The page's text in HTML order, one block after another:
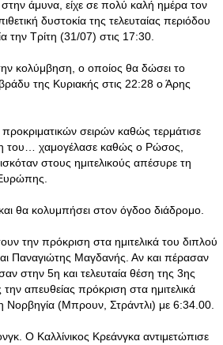
άμυνα, είχε σε πολύ καλή ημέρα τον
δυστοκία της τελευταίας περιόδου
την Τρίτη (31/07) στις 17:30.
κολύμβηση, ο οποίος θα δώσει το
της Κυριακής στις 22:28 ο Άρης
σειρών καθώς τερμάτισε
του… χαμογέλασε καθώς ο Ρώσος,
στους ημιτελικούς απέσυρε τη
θα κολυμπήσει στον όγδοο διάδρομο.
την πρόκριση στα ημιτελικά του διπλού
Παναγιώτης Μαγδανής. Αν και πέρασαν
στην 5η και τελευταία θέση της 3ης
απευθείας πρόκριση στα ημιτελικά
Νορβηγία (Μπρουν, Στράντλι) με 6:34.00.
Ο Καλλίνικος Κρεάνγκα αντιμετώπισε